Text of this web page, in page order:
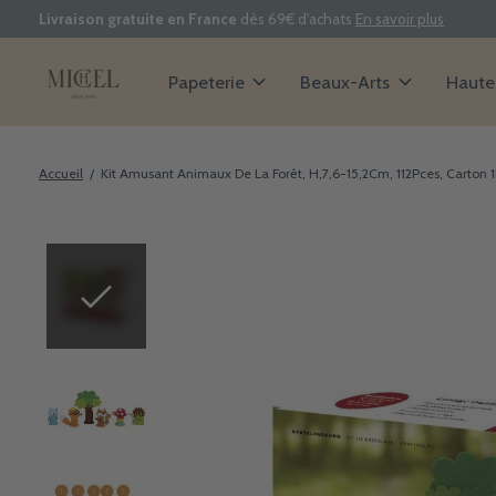
Livraison gratuite en France dès 69€ d'achats En savoir plus
Papeterie Beaux-Arts
Accueil / Kit Amusant Animaux De La Forêt, H,7,6-15,2Cm, 112Pces, Carton